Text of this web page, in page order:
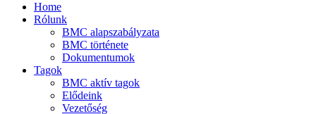
Home
Rólunk
BMC alapszabályzata
BMC története
Dokumentumok
Tagok
BMC aktív tagok
Elődeink
Vezetőség